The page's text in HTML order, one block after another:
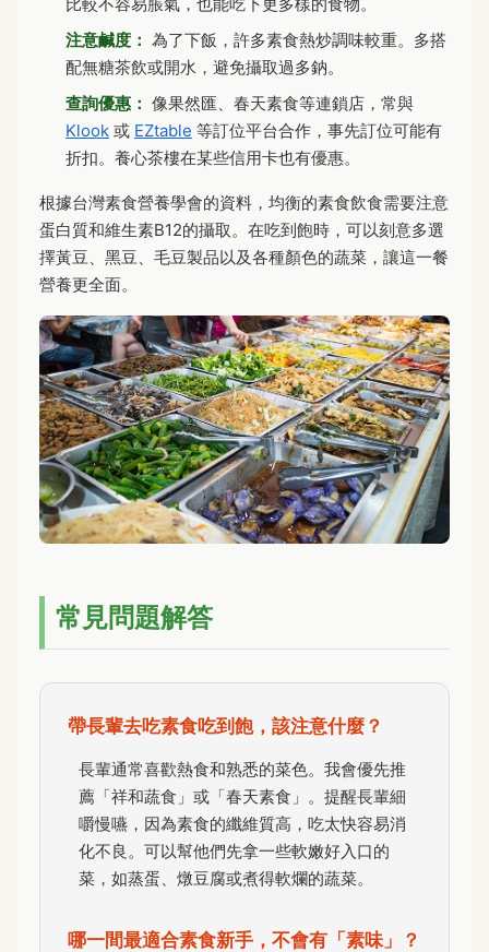
注意鹹度： 為了下飯，許多素食熱炒調味較重。多搭
配無糖茶飲或開水，避免攝取過多鈉。
查詢優惠： 像果然匯、春天素食等連鎖店，常與
Klook 或 EZtable 等訂位平台合作，事先訂位可能有
折扣。養心茶樓在某些信用卡也有優惠。
根據台灣素食營養學會的資料，均衡的素食飲食需要注意
蛋白質和維生素B12的攝取。在吃到飽時，可以刻意多選
擇黃豆、黑豆、毛豆製品以及各種顏色的蔬菜，讓這一餐
營養更全面。
常見問題解答
帶長輩去吃素食吃到飽，該注意什麼？
長輩通常喜歡熱食和熟悉的菜色。我會優先推
薦「祥和蔬食」或「春天素食」。提醒長輩細
嚼慢嚥，因為素食的纖維質高，吃太快容易消
化不良。可以幫他們先拿一些軟嫩好入口的
菜，如蒸蛋、燉豆腐或煮得軟爛的蔬菜。
哪一間最適合素食新手，不會有「素味」？